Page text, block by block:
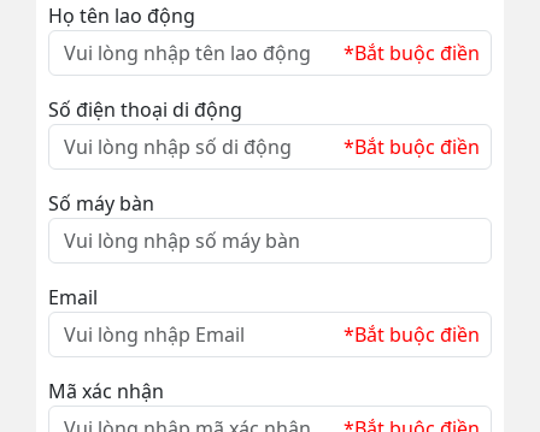
Họ tên lao động
*Bắt buộc điền
Số điện thoại di động
*Bắt buộc điền
Số máy bàn
Email
*Bắt buộc điền
Mã xác nhận